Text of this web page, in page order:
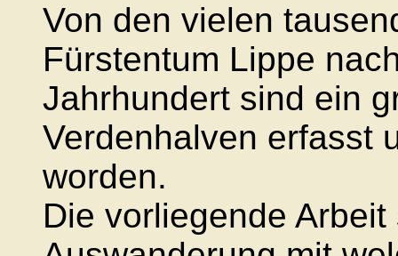
Von den vielen
Fürstentum Lippe
Jahrhundert sind ein
Verdenhalven erfasst
worden.
Die vorliegende